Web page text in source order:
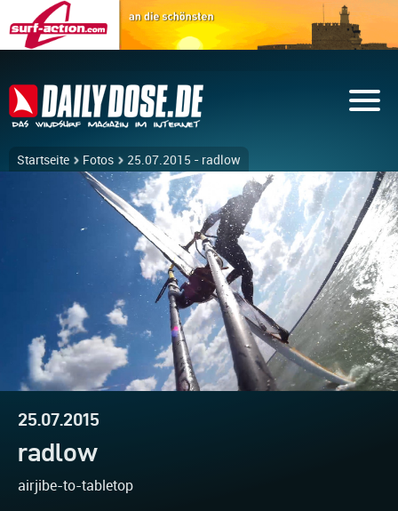
Startseite Fotos 25.07.2015 - radlow
25.07.2015
radlow
airjibe-to-tabletop